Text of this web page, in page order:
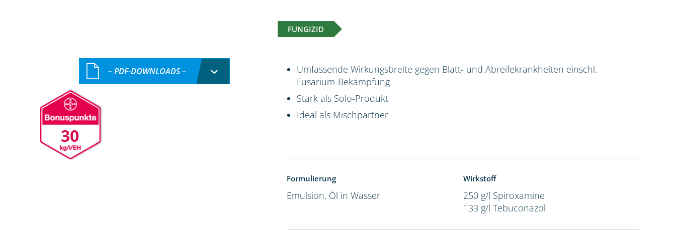
FUNGIZID
30
– PDF-DOWNLOADS –
Umfassende Wirkungsbreite gegen Blatt- und Abreifekrankheiten einschl.
Fusarium-Bekämpfung
Stark als Solo-Produkt
Ideal als Mischpartner
Formulierung
Emulsion, Öl in Wasser
Wirkstoff
250 g/l Spiroxamine
133 g/l Tebuconazol